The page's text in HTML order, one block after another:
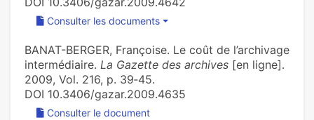
Consulter les documents
BANAT-BERGER, Françoise. Le coût de l’archivage
intermédiaire. La Gazette des archives [en ligne].
2009, Vol. 216, p. 39‑45.
DOI 10.3406/gazar.2009.4635
Consulter le document